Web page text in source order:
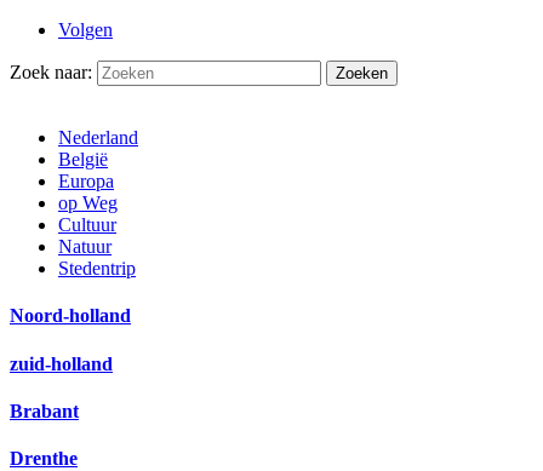
Volgen
Zoek naar:
Nederland
België
Europa
op Weg
Cultuur
Natuur
Stedentrip
Noord-holland
zuid-holland
Brabant
Drenthe